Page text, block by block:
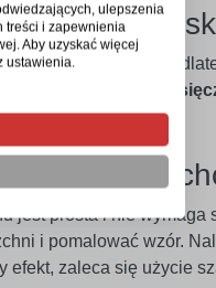
i niezawodność –
objęty jest 24-
– bez
jest prosta i nie wymaga
i pomalować wzór.
efekt, zaleca się użycie
ulepszenia
treści i zapewnienia
Aby uzyskać więcej
ustawienia.